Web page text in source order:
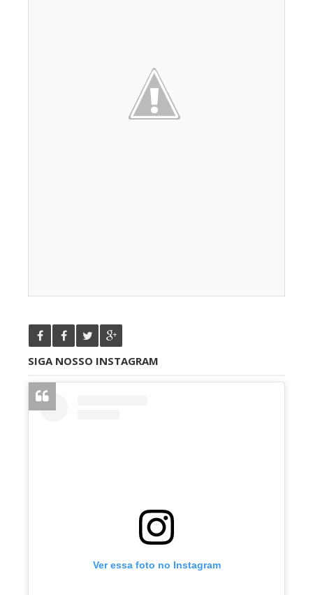
SIGA NOSSO INSTAGRAM
Ver essa foto no Instagram